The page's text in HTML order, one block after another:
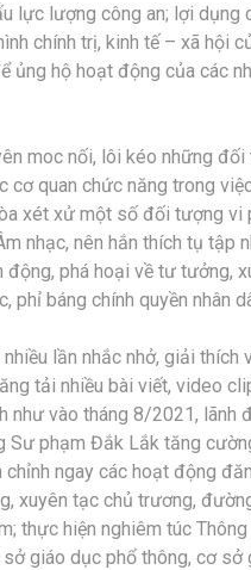
lực lượng công an; lợi
chính trị, kinh tế – xã hội
ủng hộ hoạt động của các
moc nối, lôi kéo những
cơ quan chức năng trong
xét xử một số đối tượng
nhạc, nên hắn thích tụ tập
động, phá hoại về tư tưởng,
báng chính quyền nhân
lần nhắc nhở, giải
tải nhiều bài viết, video
như vào tháng 8/2021,
Sư phạm Đắk Lắk tăng
ngay các hoạt động
xuyên tạc chủ trương,
thực hiện nghiêm túc
giáo dục phổ thông, cơ